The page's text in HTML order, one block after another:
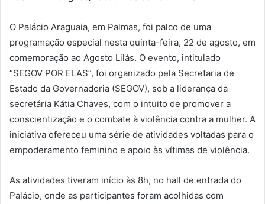
O Palácio Araguaia, em Palmas, foi palco de uma
programação especial nesta quinta-feira, 22 de agosto, em
comemoração ao Agosto Lilás. O evento, intitulado
“SEGOV POR ELAS”, foi organizado pela Secretaria de
Estado da Governadoria (SEGOV), sob a liderança da
secretária Kátia Chaves, com o intuito de promover a
conscientização e o combate à violência contra a mulher. A
iniciativa ofereceu uma série de atividades voltadas para o
empoderamento feminino e apoio às vítimas de violência.
As atividades tiveram início às 8h, no hall de entrada do
Palácio, onde as participantes foram acolhidas com